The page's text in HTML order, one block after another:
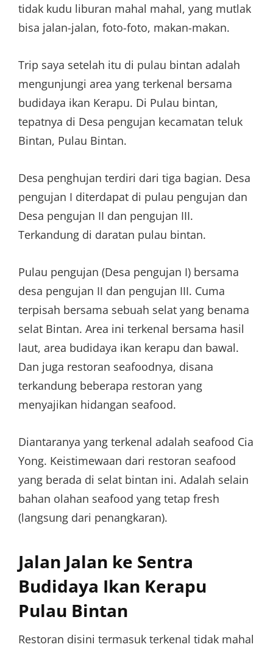
tidak kudu liburan mahal mahal, yang mutlak
bisa jalan-jalan, foto-foto, makan-makan.
Trip saya setelah itu di pulau bintan adalah
mengunjungi area yang terkenal bersama
budidaya ikan Kerapu. Di Pulau bintan,
tepatnya di Desa pengujan kecamatan teluk
Bintan, Pulau Bintan.
Desa penghujan terdiri dari tiga bagian. Desa
pengujan I diterdapat di pulau pengujan dan
Desa pengujan II dan pengujan III.
Terkandung di daratan pulau bintan.
Pulau pengujan (Desa pengujan I) bersama
desa pengujan II dan pengujan III. Cuma
terpisah bersama sebuah selat yang benama
selat Bintan. Area ini terkenal bersama hasil
laut, area budidaya ikan kerapu dan bawal.
Dan juga restoran seafoodnya, disana
terkandung beberapa restoran yang
menyajikan hidangan seafood.
Diantaranya yang terkenal adalah seafood Cia
Yong. Keistimewaan dari restoran seafood
yang berada di selat bintan ini. Adalah selain
bahan olahan seafood yang tetap fresh
(langsung dari penangkaran).
Jalan Jalan ke Sentra
Budidaya Ikan Kerapu
Pulau Bintan
Restoran disini termasuk terkenal tidak mahal